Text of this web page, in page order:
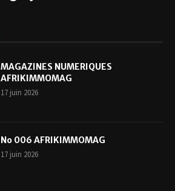
MAGAZINES NUMERIQUES
AFRIKIMMOMAG
17 juin 2026
No 006 AFRIKIMMOMAG
17 juin 2026